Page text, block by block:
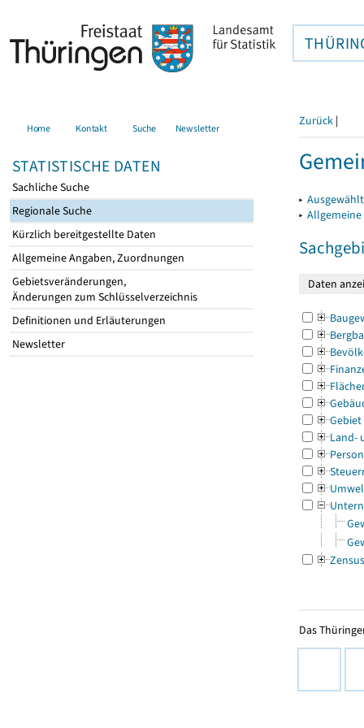
Home Kontakt Suche Newsletter
STATISTISCHE DATEN
Sachliche Suche
Regionale Suche
Kürzlich bereitgestellte Daten
Allgemeine Angaben, Zuordnungen
Gebietsveränderungen,
Änderungen zum Schlüsselverzeichnis
Definitionen und Erläuterungen
Newsletter
Zurück |
▸
▸
Gebiet
Land-
Zensus
Das